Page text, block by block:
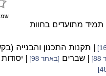
מתועדים בחוות
| תקנות התכנון והבנייה
| שברים [באתר 98] | יסודות